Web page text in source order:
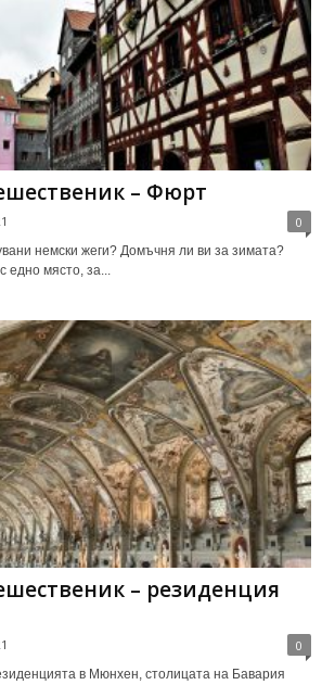
– Фюрт
0
немски жеги? Домъчня ли ви за зимата?
едно място, за...
– резиденция
0
в Мюнхен, столицата на Бавария